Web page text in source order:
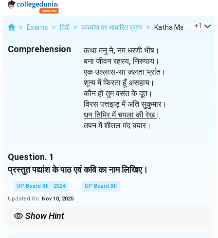
> Exams > हिंदी > काव्यांश पर आधारित प्रश्न > Katha Manu Ne Nam
+1
Comprehension
कथा मनु ने, नम धरणी भीष।
बना जीवन रहस्य, निरुपाय।
एक उल्लास-सा जलता भ्रांत।
शून्य में फिरता हूँ असहाय।
कौन हो तुम वसंत के दूत।
विरस पत्तझड़ में अति सुकुमार।
धन तिमिर में चपला की रेख।
तपन में शीतल मंद बयार।
Question. 1
प्रस्तुत पद्यांश के पाठ एवं कवि का नाम लिखिए।
UP Board XII - 2024
UP Board XII
Updated On: Nov 10, 2025
Show Hint